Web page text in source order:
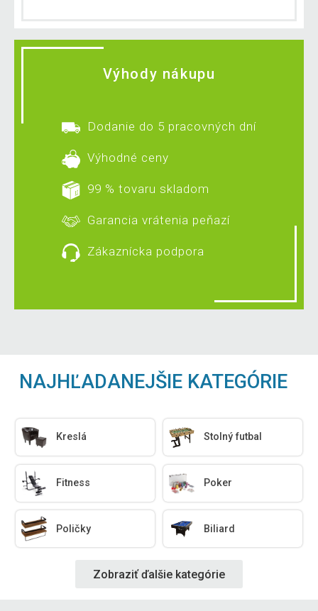
Výhody nákupu
Dodanie do 5 pracovných dní
Výhodné ceny
99 % tovaru skladom
Garancia vrátenia peňazí
Zákaznícka podpora
NAJHĽADANEJŠIE KATEGÓRIE
Kreslá Stolný futbal
Fitness Poker
Poličky Biliard
Zobraziť ďalšie kategórie